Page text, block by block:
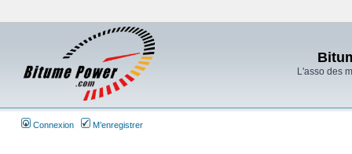
L'asso des
Connexion M’enregistrer